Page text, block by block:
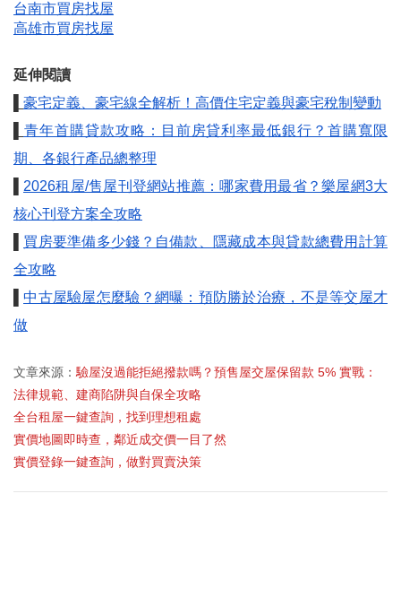
台南市買房找屋
高雄市買房找屋
延伸閱讀
豪宅定義、豪宅線全解析！高價住宅定義與豪宅稅制變動
青年首購貸款攻略：目前房貸利率最低銀行？首購寬限
期、各銀行產品總整理
2026租屋/售屋刊登網站推薦：哪家費用最省？樂屋網3大
核心刊登方案全攻略
買房要準備多少錢？自備款、隱藏成本與貸款總費用計算
全攻略
中古屋驗屋怎麼驗？網曝：預防勝於治療，不是等交屋才
做
文章來源：驗屋沒過能拒絕撥款嗎？預售屋交屋保留款 5% 實戰：
法律規範、建商陷阱與自保全攻略
全台租屋一鍵查詢，找到理想租處
實價地圖即時查，鄰近成交價一目了然
實價登錄一鍵查詢，做對買賣決策